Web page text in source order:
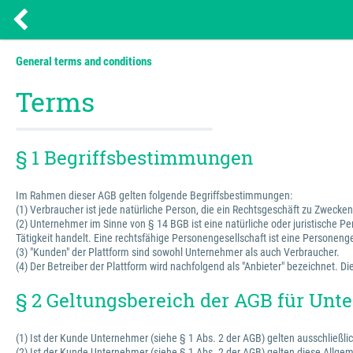
General terms and conditions
Terms
§ 1 Begriffsbestimmungen
Im Rahmen dieser AGB gelten folgende Begriffsbestimmungen:
(1) Verbraucher ist jede natürliche Person, die ein Rechtsgeschäft zu
(2) Unternehmer im Sinne von § 14 BGB ist eine natürliche oder juristische
Tätigkeit handelt. Eine rechtsfähige Personengesellschaft ist eine
(3) "Kunden" der Plattform sind sowohl Unternehmer als auch Verbraucher.
(4) Der Betreiber der Plattform wird nachfolgend als "Anbieter" bezeichnet.
§ 2 Geltungsbereich der AGB für
(1) Ist der Kunde Unternehmer (siehe § 1 Abs. 2 der AGB) gelten